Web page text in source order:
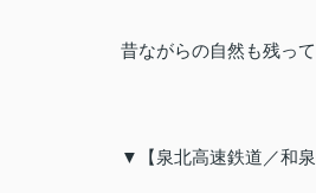
昔ながらの自然も残っ
▼【泉北高速鉄道／和